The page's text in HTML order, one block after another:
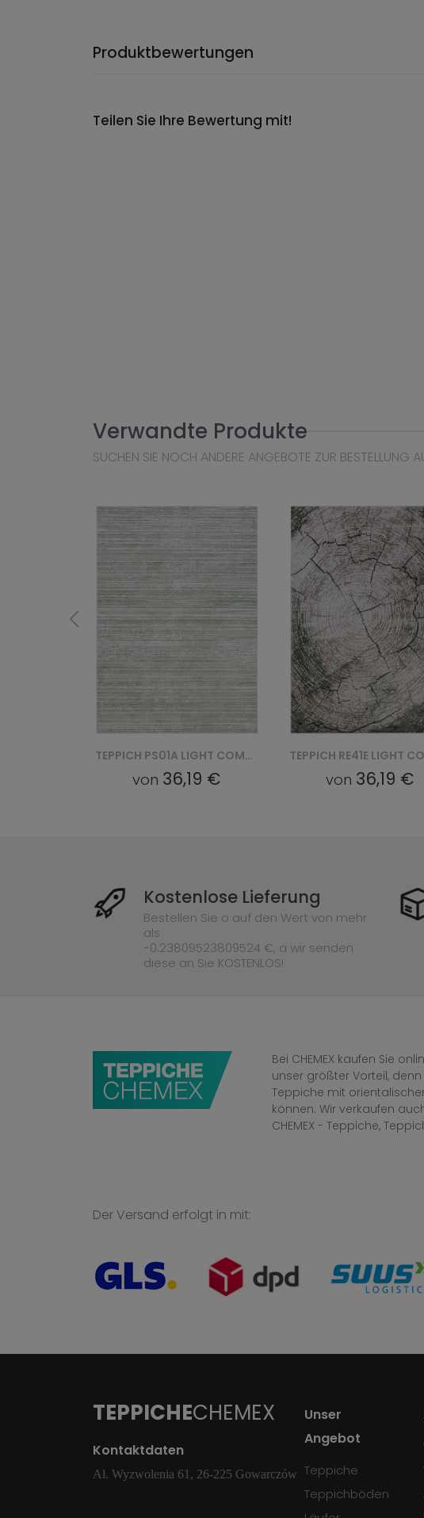
Produktbewertungen
Teilen Sie Ihre Bewertung mit!
Verwandte Produkte
SUCHEN SIE NOCH ANDERE ANGEBOTE ZUR BESTELLUNG
TEPPICH RE41E LIGHT COMO YAT - BEŻOWY
von 36,19 € von 36,19 €
Kostenlose Lieferung
Bestellen Sie o auf den Wert von mehr
als
-0.23809523809524 €, a wir senden
diese an Sie KOSTENLOS!
Bei CHEMEX kaufen Sie
unser größter Vorteil,
Teppiche mit
können. Wir verkaufen
CHEMEX - Teppiche,
Der Versand erfolgt in mit:
TEPPICHECHEMEX
Kontaktdaten
Al. Wyzwolenia 61, 26-225 Gowarczów
Unser
Angebot
Teppiche
Teppichböden